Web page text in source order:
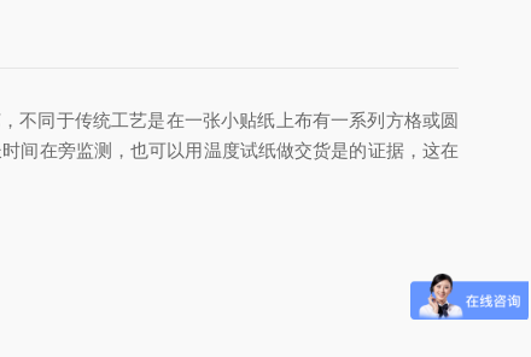
不同于传统工艺是在一张小贴纸上布有一系列方格或圆
间在旁监测，也可以用温度试纸做交货是的证据，这在